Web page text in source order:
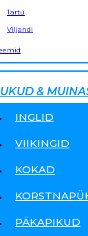
Tartu
Viljandi
&
INGLID
VIIKINGID
KOKAD
PÄKAPIKUD